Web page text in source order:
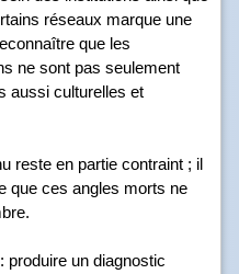
réseaux marque une
que les
ne sont pas seulement
aussi culturelles et
reste en partie contraint ; il
que ces angles morts ne
produire un diagnostic